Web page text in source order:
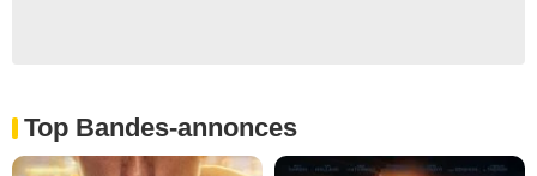
Top Bandes-annonces